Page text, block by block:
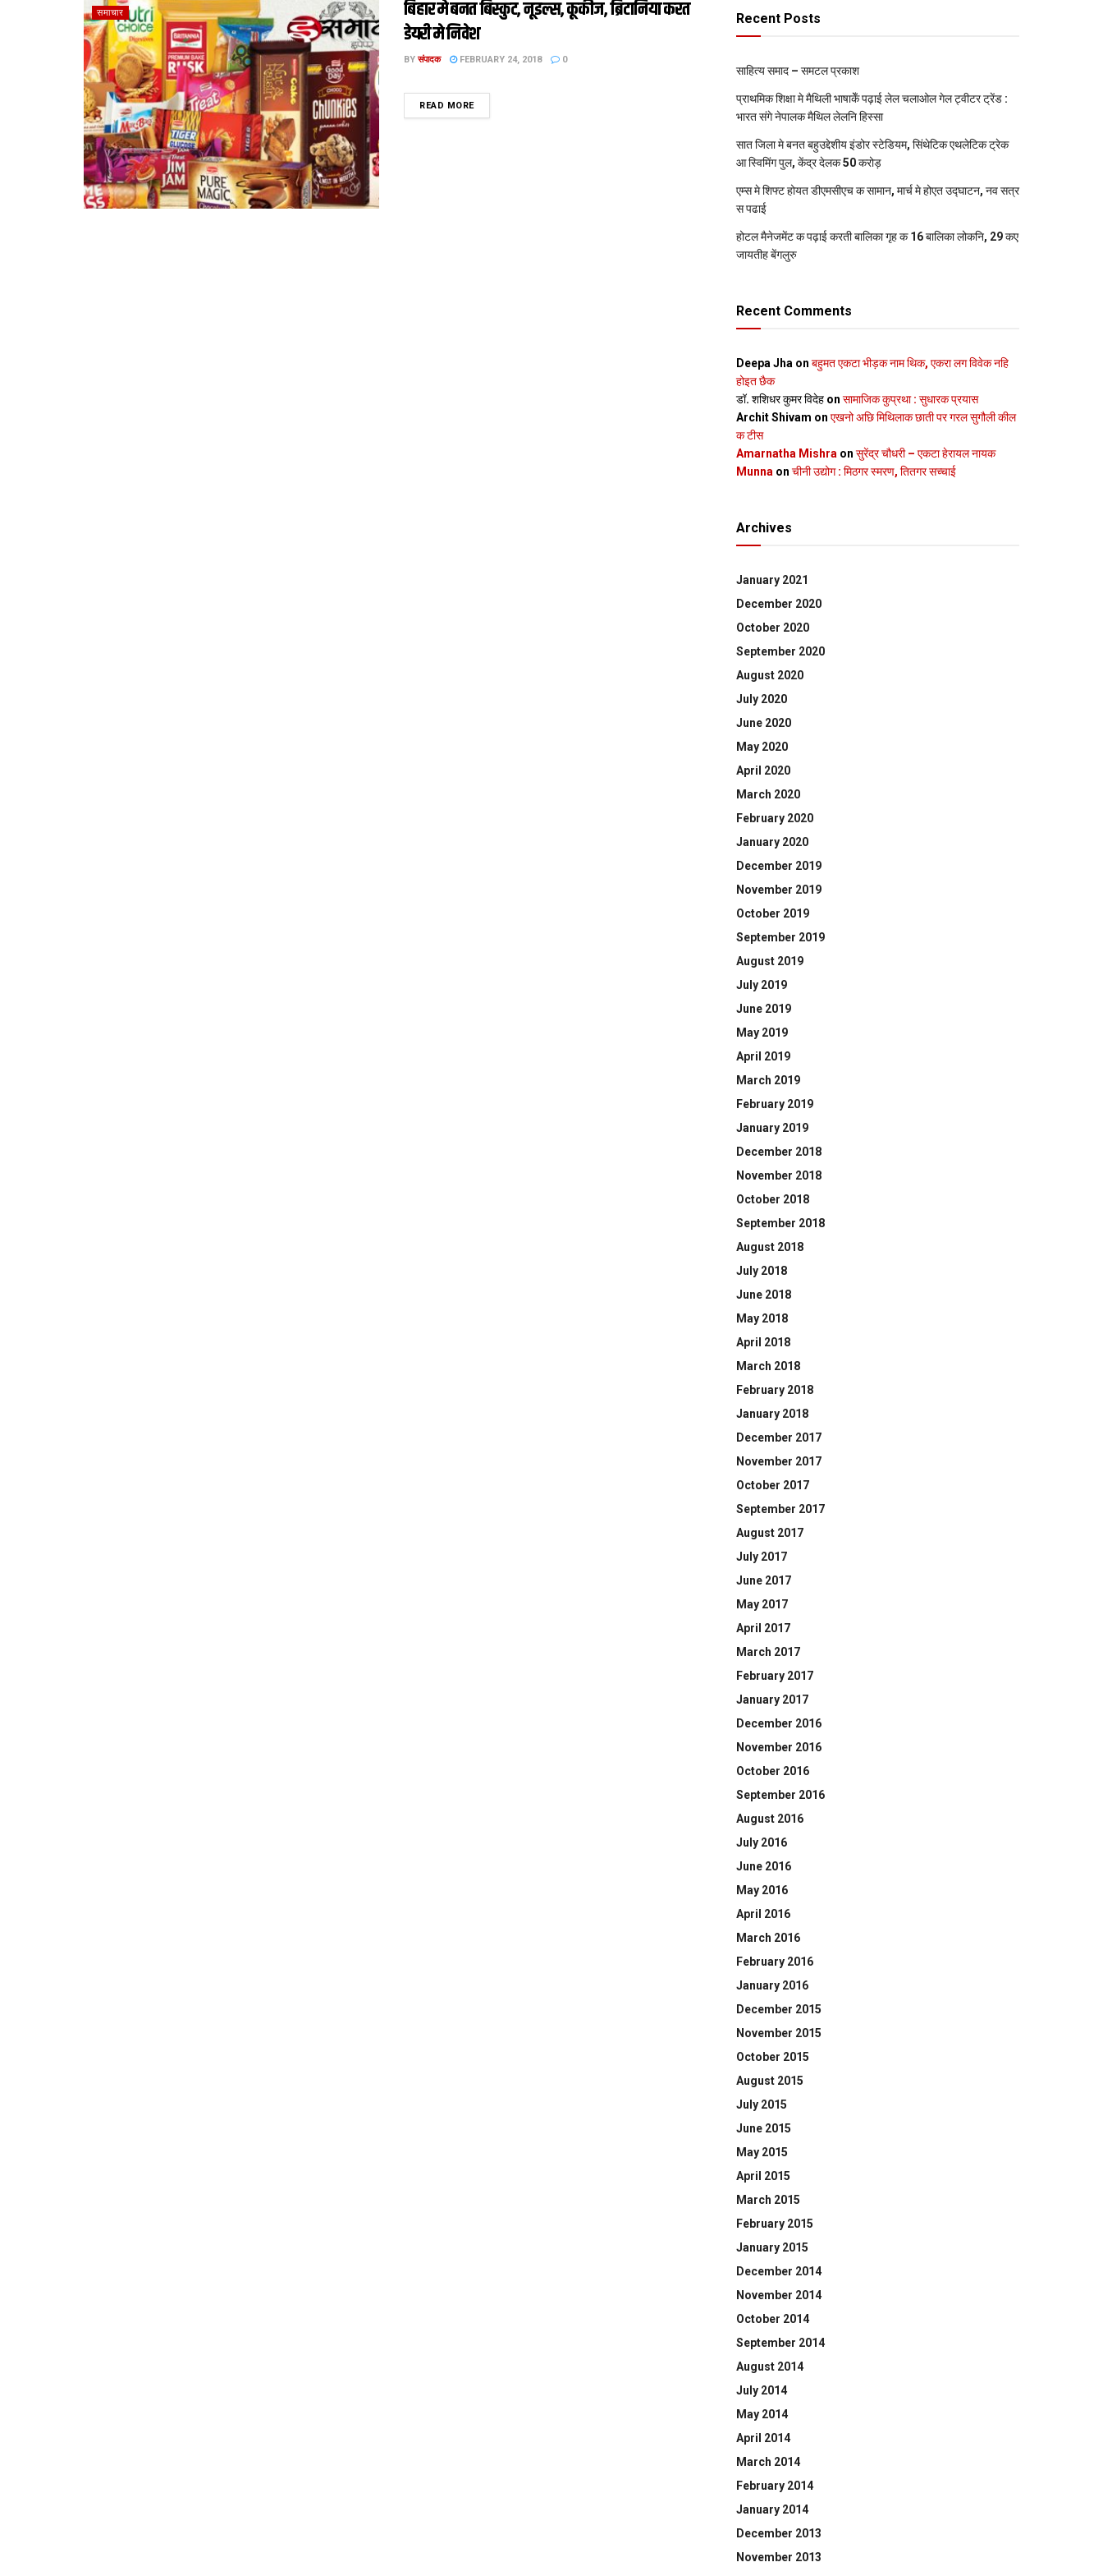
समाचार
बिहार मे बनत बिस्कुट, नूडल्स, कूकीज, ब्रिटानिया करत
डेयरी मे निवेश
BY संपादक FEBRUARY 24, 2018 0
READ MOREDETAILS
Recent Posts
साहित्य समाद – समटल प्रकाश
प्राथमिक शि‍क्षा मे मैथि‍ली भाषाकेँ पढ़ाई लेल चलाओल गेल ट्वीटर ट्रेंड :
भारत संगे नेपालक मैथिल लेलनि हिस्सा
सात जिला मे बनत बहुउद्देशीय इंडोर स्‍टेडि‍यम, सिंथेटिक एथलेटिक ट्रेक
आ स्विमिंग पुल, केंद्र देलक 50 करोड़
एम्स मे शिफ्ट होयत डीएमसीएच क सामान, मार्च मे होएत उद्घाटन, नव सत्र
स पढाई
होटल मैनेजमेंट क पढ़ाई करती बालिका गृह क 16 बालिका लोकनि, 29 कए
जायतीह बेंगलुरु
Recent Comments
Deepa Jha on बहुमत एकटा भीड़क नाम थिक, एकरा लग विवेक नहि
होइत छैक
डॉ. शशिधर कुमर विदेह on सामाजिक कुप्रथा : सुधारक प्रयास
Archit Shivam on एखनो अछि मिथिलाक छाती पर गरल सुगौली कील
क टीस
Amarnatha Mishra on सुरेंद्र चौधरी – एकटा हेरायल नायक
Munna on चीनी उद्योग : मिठगर स्‍मरण, तितगर सच्‍चाई
Archives
January 2021
December 2020
October 2020
September 2020
August 2020
July 2020
June 2020
May 2020
April 2020
March 2020
February 2020
January 2020
December 2019
November 2019
October 2019
September 2019
August 2019
July 2019
June 2019
May 2019
April 2019
March 2019
February 2019
January 2019
December 2018
November 2018
October 2018
September 2018
August 2018
July 2018
June 2018
May 2018
April 2018
March 2018
February 2018
January 2018
December 2017
November 2017
October 2017
September 2017
August 2017
July 2017
June 2017
May 2017
April 2017
March 2017
February 2017
January 2017
December 2016
November 2016
October 2016
September 2016
August 2016
July 2016
June 2016
May 2016
April 2016
March 2016
February 2016
January 2016
December 2015
November 2015
October 2015
August 2015
July 2015
June 2015
May 2015
April 2015
March 2015
February 2015
January 2015
December 2014
November 2014
October 2014
September 2014
August 2014
July 2014
May 2014
April 2014
March 2014
February 2014
January 2014
December 2013
November 2013